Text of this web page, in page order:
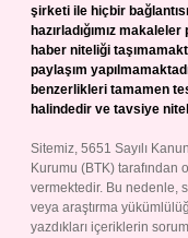
şirketi ile hiçbir
hazırladığımız
haber niteliği
paylaşım
benzerlikleri tamamen
halindedir ve tavsiye
Sitemiz, 5651 Sayılı
Kurumu (BTK) tarafından
vermektedir. Bu nedenle,
veya araştırma
yazdıkları içeriklerin